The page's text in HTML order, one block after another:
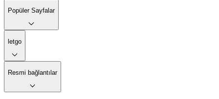
Popüler Sayfalar
letgo
Resmi bağlantılar